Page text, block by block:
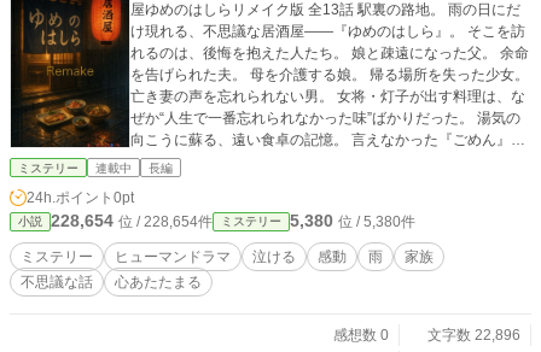
屋ゆめのはしらリメイク版 全13話 駅裏の路地。 雨の日にだ
け現れる、不思議な居酒屋――『ゆめのはしら』。 そこを訪
れるのは、後悔を抱えた人たち。 娘と疎遠になった父。 余命
を告げられた夫。 母を介護する娘。 帰る場所を失った少女。
亡き妻の声を忘れられない男。 女将・灯子が出す料理は、な
ぜか“人生で一番忘れられなかった味”ばかりだった。 湯気の
向こうに蘇る、遠い食卓の記憶。 言えなかった『ごめん』。
伝えられなかった『ありがとう』。 そして、もう一度誰かと
酒屋で、傷ついた人々が“ただいま”を取り戻していく物語。
読後、きっと誰かに会いたくなる。 心を静かに温める、連作
ヒューマンドラマ。
ミステリー 連載中 長編
24h.ポイント 0pt
小説 228,654 位 / 228,654件 ミステリー 5,380 位 / 5,380件
ミステリー ヒューマンドラマ 泣ける 感動 雨
家族
不思議な話
心あたたまる
感想数 0
文字数 22,896